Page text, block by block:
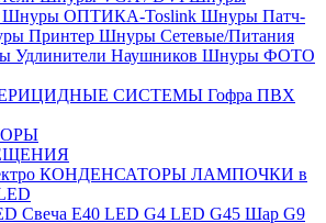
Шнуры ОПТИКА-Toslink Шнуры Патч-
Принтер Шнуры Сетевые/Питания
Удлинители Наушников Шнуры ФОТО
СИСТЕМЫ Гофра ПВХ
КОНДЕНСАТОРЫ ЛАМПОЧКИ в
Свеча E40 LED G4 LED G45 Шар G9